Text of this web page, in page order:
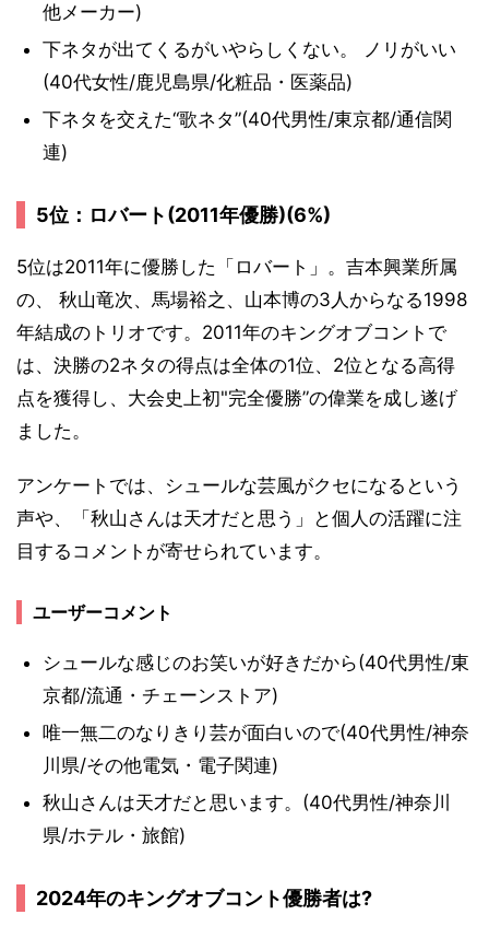
他メーカー)
下ネタが出てくるがいやらしくない。 ノリがいい
(40代女性/鹿児島県/化粧品・医薬品)
下ネタを交えた“歌ネタ”(40代男性/東京都/通信関
連)
5位：ロバート(2011年優勝)(6%)
5位は2011年に優勝した「ロバート」。吉本興業所属
の、 秋山竜次、馬場裕之、山本博の3人からなる1998
年結成のトリオです。2011年のキングオブコントで
は、決勝の2ネタの得点は全体の1位、2位となる高得
点を獲得し、大会史上初"完全優勝”の偉業を成し遂げ
ました。
アンケートでは、シュールな芸風がクセになるという
声や、「秋山さんは天才だと思う」と個人の活躍に注
目するコメントが寄せられています。
ユーザーコメント
シュールな感じのお笑いが好きだから(40代男性/東
京都/流通・チェーンストア)
唯一無二のなりきり芸が面白いので(40代男性/神奈
川県/その他電気・電子関連)
秋山さんは天才だと思います。(40代男性/神奈川
県/ホテル・旅館)
2024年のキングオブコント優勝者は?